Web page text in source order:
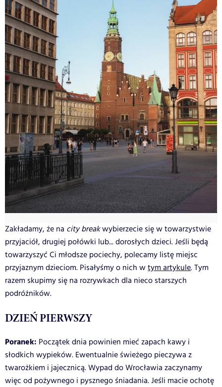
Zakładamy, że na city breakwybierzecie się w towarzystwie
przyjaciół, drugiej połówki lub... dorosłych dzieci. Jeśli będą
towarzyszyć Ci młodsze pociechy, polecamy listę miejsc
przyjaznym dzieciom. Pisałyśmy o nich w tym artykule. Tym
razem skupimy się na rozrywkach dla nieco starszych
podróżników.
DZIEŃ PIERWSZY
Poranek: Początek dnia powinien mieć zapach kawy i
słodkich wypieków. Ewentualnie świeżego pieczywa z
twarożkiem i jajecznicą. Wypad do Wrocławia zaczynamy
więc od pożywnego i pysznego śniadania. Jeśli macie ochotę